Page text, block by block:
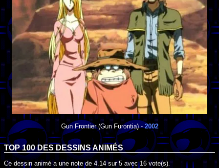
Gun Frontier(Gun Furontia) - 2002
TOP 100 DES DESSINS ANIMÉS
Ce dessin animé a une note de 4.14sur5 avec16 vote(s).